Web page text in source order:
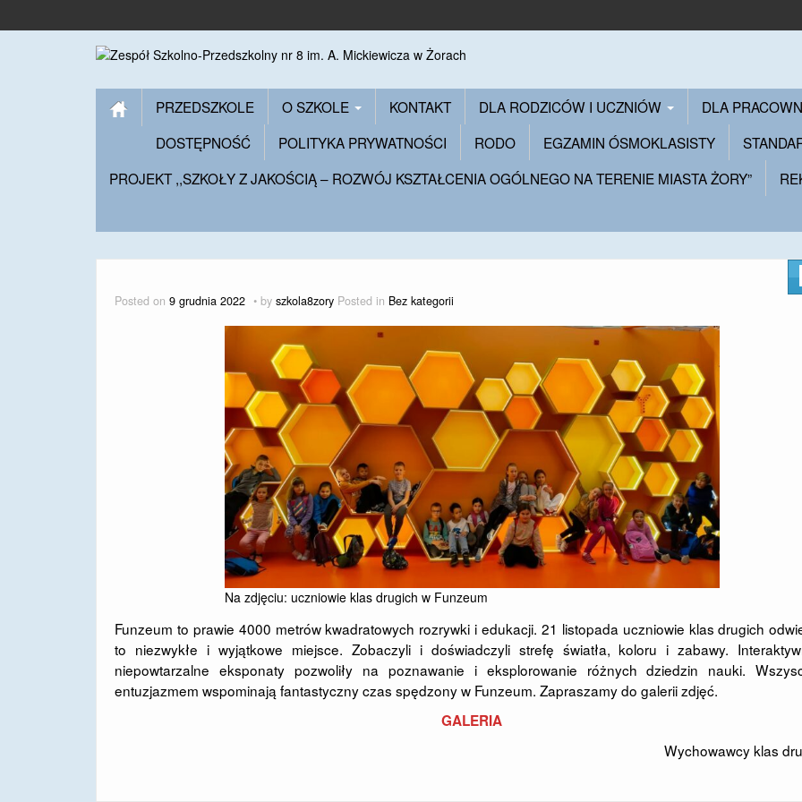
PRZEDSZKOLE O SZKOLE KONTAKT DLA RODZICÓW I UCZNIÓW DLA
DOSTĘPNOŚĆ
POLITYKA PRYWATNOŚCI RODO EGZAMIN ÓSMOKLASISTY
PROJEKT ,,SZKOŁY Z JAKOŚCIĄ – ROZWÓJ KSZTAŁCENIA OGÓLNEGO NA TERENIE MIASTA ŻORY”
Posted on 9 grudnia 2022 by szkola8zory Posted in Bez kategorii
Na zdjęciu: uczniowie klas drugich w Funzeum
Funzeum to prawie 4000 metrów kwadratowych rozrywki i edukacji. 21 listopada uczniowie klas drugich
to niezwykłe i wyjątkowe miejsce. Zobaczyli i doświadczyli strefę światła, koloru i zabawy.
niepowtarzalne eksponaty pozwoliły na poznawanie i eksplorowanie różnych dziedzin nauki.
entuzjazmem wspominają fantastyczny czas spędzony w Funzeum. Zapraszamy do galerii zdjęć.
GALERIA
Wychowawcy klas